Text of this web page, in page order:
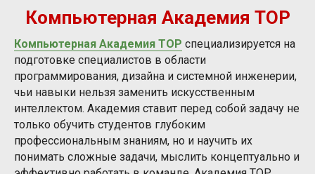
Компьютерная Академия TOP
Компьютерная Академия TOP специализируется на
подготовке специалистов в области
программирования, дизайна и системной инженерии,
чьи навыки нельзя заменить искусственным
интеллектом. Академия ставит перед собой задачу не
только обучить студентов глубоким
профессиональным знаниям, но и научить их
понимать сложные задачи, мыслить концептуально и